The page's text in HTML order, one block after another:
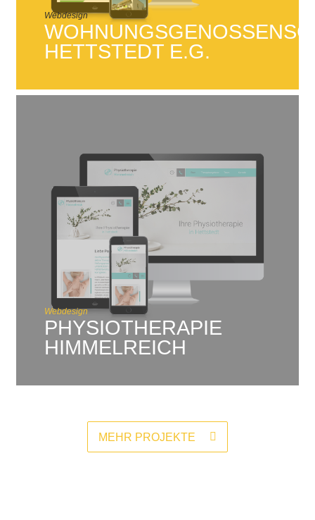
Webdesign
HETTSTEDT E.G.
Webdesign
PHYSIOTHERAPIE
HIMMELREICH
MEHR PROJEKTE